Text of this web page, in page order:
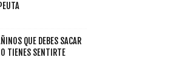
QUE DEBES SACAR
TIENES SENTIRTE